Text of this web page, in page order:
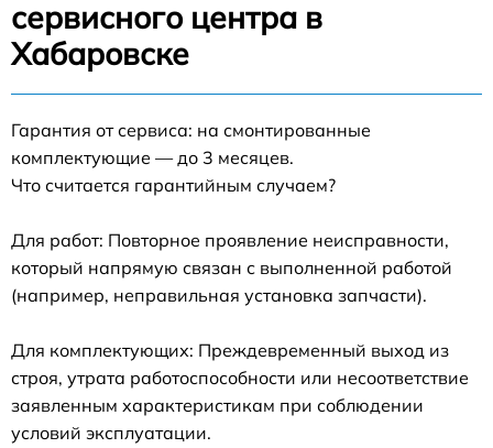
сервисного центра в
Хабаровске
Гарантия от сервиса: на смонтированные
комплектующие — до 3 месяцев.
Что считается гарантийным случаем?
Для работ: Повторное проявление неисправности,
который напрямую связан с выполненной работой
(например, неправильная установка запчасти).
Для комплектующих: Преждевременный выход из
строя, утрата работоспособности или несоответствие
заявленным характеристикам при соблюдении
условий эксплуатации.